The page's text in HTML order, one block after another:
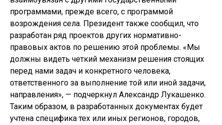
программами, прежде всего, с программой
возрождения села. Президент также сообщил, что
разработан ряд проектов других нормативно-
правовых актов по решению этой проблемы. «Мы
должны видеть четкий механизм решения стоящих
перед нами задач и конкретного человека,
ответственного за выполнение той или иной задачи,
направления», — подчеркнул Александр Лукашенко.
Таким образом, в разработанных документах будет
учтена специфика тех или иных регионов, городов,